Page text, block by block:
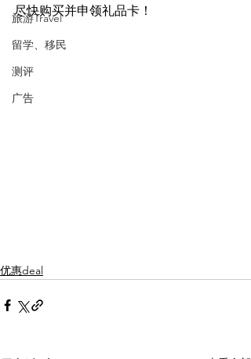
旅游Travel
留学、移民
测评
广告
尽快购买并申领礼品卡！
优惠deal